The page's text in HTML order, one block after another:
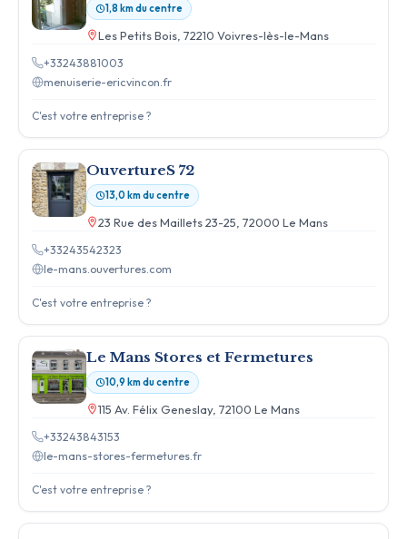
1,8 km du centre
Les Petits Bois, 72210 Voivres-lès-le-Mans
+33243881003
menuiserie-ericvincon.fr
C'est votre entreprise ?
OuvertureS 72
13,0 km du centre
23 Rue des Maillets 23-25, 72000 Le Mans
+33243542323
le-mans.ouvertures.com
C'est votre entreprise ?
Le Mans Stores et Fermetures
10,9 km du centre
115 Av. Félix Geneslay, 72100 Le Mans
+33243843153
le-mans-stores-fermetures.fr
C'est votre entreprise ?